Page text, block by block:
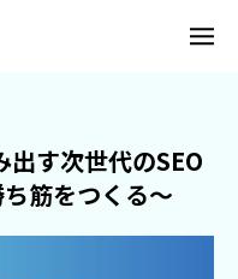
す次世代のSEO
筋をつくる〜